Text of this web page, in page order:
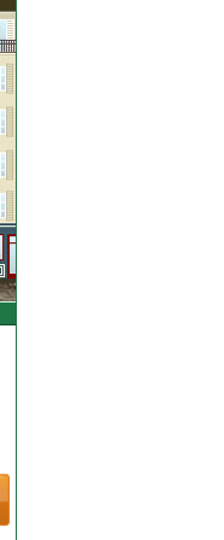
рублей.